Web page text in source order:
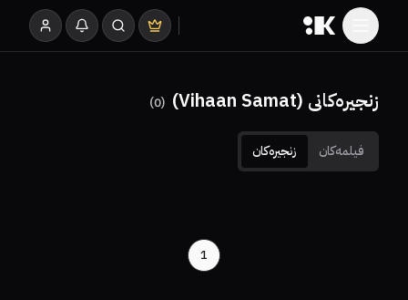
زنجیرەکانی (Vihaan Samat) (
0
)
فیلمەکان زنجیرەکان
1